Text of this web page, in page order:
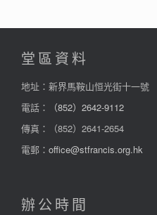
堂區資料
地址：新界馬鞍山恒光街十一號
電話：
（852）2642-9112
傳真：（852）2641-2654
電郵： office@stfrancis.org.hk
辦公時間